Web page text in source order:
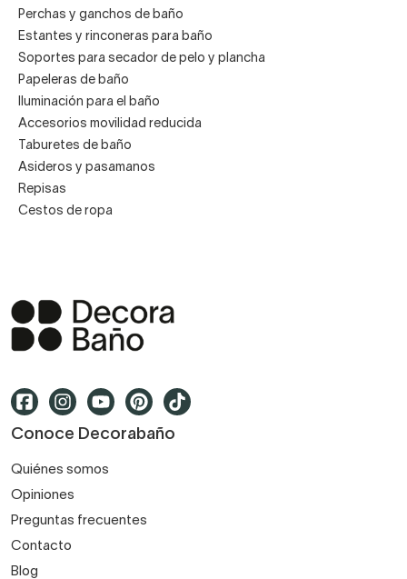
Perchas y ganchos de baño
Estantes y rinconeras para baño
Soportes para secador de pelo y plancha
Papeleras de baño
Iluminación para el baño
Accesorios movilidad reducida
Taburetes de baño
Asideros y pasamanos
Repisas
Cestos de ropa
Conoce Decorabaño
Quiénes somos
Opiniones
Preguntas frecuentes
Contacto
Blog